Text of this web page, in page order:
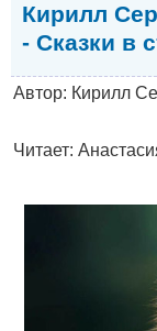
Кирилл
- Сказки в
Автор: Кирилл
Читает: